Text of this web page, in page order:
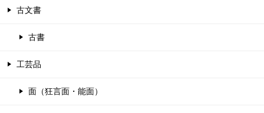
古文書
古書
工芸品
面（狂言面・能面）